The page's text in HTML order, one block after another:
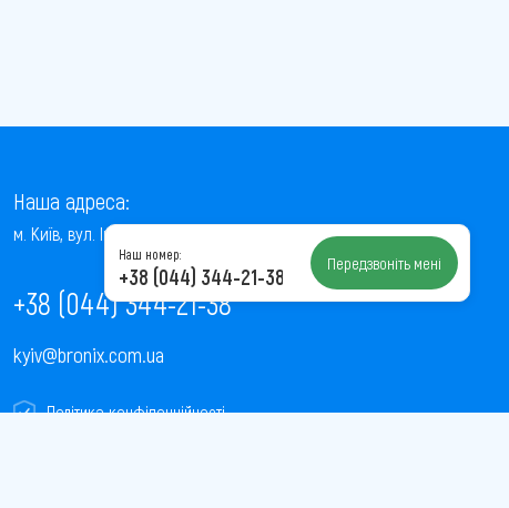
Наша адреса:
м. Київ, вул. Інститутська, 22/7, оф. 41
+38 (044) 344-21-38
kyiv@bronix.com.ua
Політика конфіденційності
Наш номер:
+38 (044) 344-21-38 Передзвоніть мені